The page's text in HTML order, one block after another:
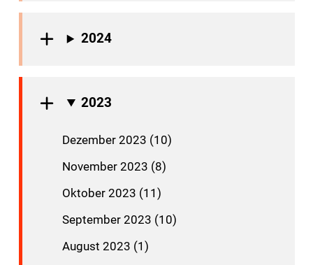
2024
2023
Dezember 2023 (10)
November 2023 (8)
Oktober 2023 (11)
September 2023 (10)
August 2023 (1)